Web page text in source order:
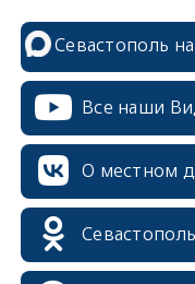
Севастополь
Все наши
О местном